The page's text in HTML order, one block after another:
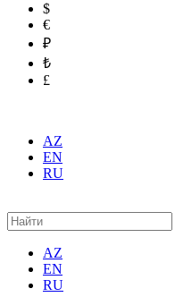
$
€
₽
₺
£
AZ
EN
RU
AZ
EN
RU